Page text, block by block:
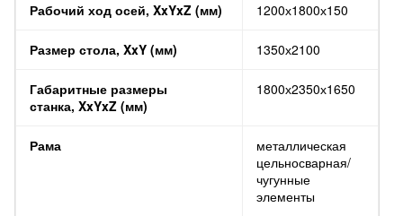
Рабочий ход осей, XxYxZ (мм) 1200х1800х150
Размер стола, XxY (мм) 1350х2100
Габаритные размеры
станка, XxYxZ (мм)
1800х2350х1650
Рама
металлическая
цельносварная/
чугунные
элементы